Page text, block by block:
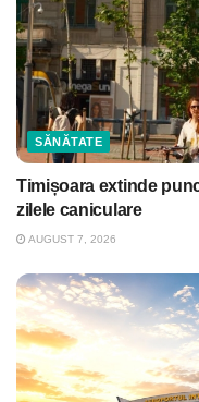
SĂNĂTATE
Timișoara extinde
zilele caniculare
AUGUST 7, 2026